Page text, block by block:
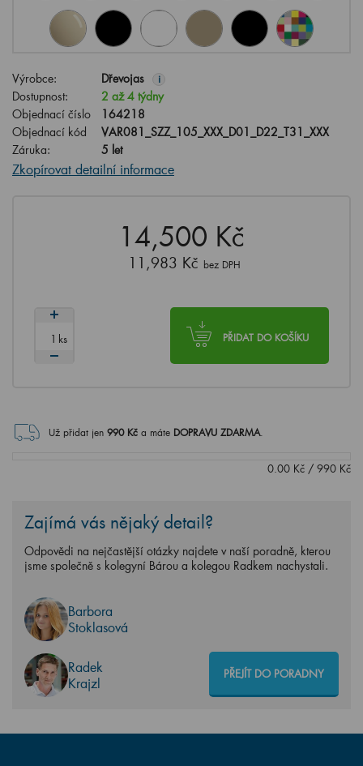
Výrobce: Dřevojas i
Dostupnost:
2 až 4 týdny
Objednací číslo
164218
Objednací kód
VAR081_SZZ_105_XXX_D01_D22_T31_XXX
Záruka:
5 let
Zkopírovat detailní informace
14,500 Kč
11,983 Kč bez DPH
PŘIDAT DO KOŠÍKU
ks
Už přidat jen 990Kč a máte DOPRAVU ZDARMA.
0.00 Kč / 990 Kč
Zajímá vás nějaký detail?
Odpovědi na nejčastější otázky najdete v naší poradně, kterou
jsme společně s kolegyní Bárou a kolegou Radkem nachystali.
Barbora
Stoklasová
Radek
Krajzl
PŘEJÍT DO PORADNY